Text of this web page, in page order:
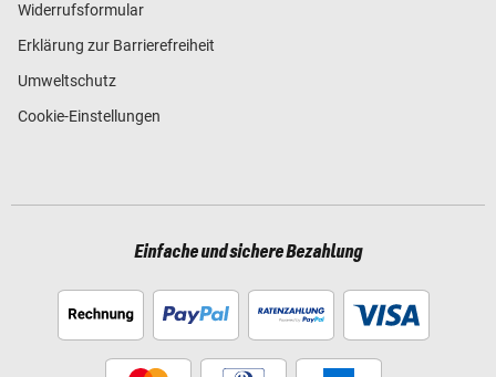
Widerrufsformular
Erklärung zur Barrierefreiheit
Umweltschutz
Cookie-Einstellungen
Einfache und sichere Bezahlung